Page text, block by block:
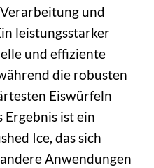
und
leistungsstarker
und effiziente
die robusten
Eiswürfeln
Ergebnis ist ein
Ice, das sich
Anwendungen